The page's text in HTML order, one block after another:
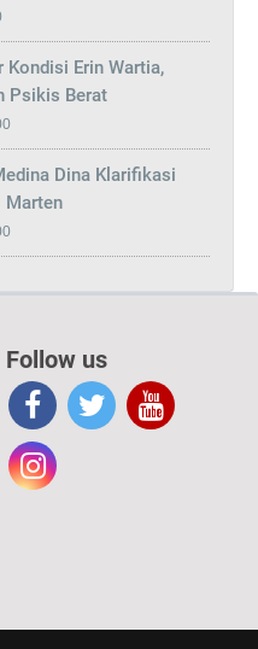
Kondisi Erin Wartia,
Psikis Berat
Dina Klarifikasi
Marten
Follow us